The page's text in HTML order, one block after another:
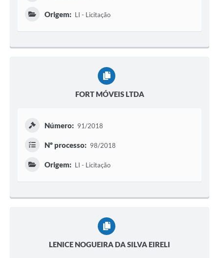
Origem: LI - Licitação
FORT MÓVEIS LTDA
Número: 91/2018
Nº processo: 98/2018
Origem: LI - Licitação
LENICE NOGUEIRA DA SILVA EIRELI